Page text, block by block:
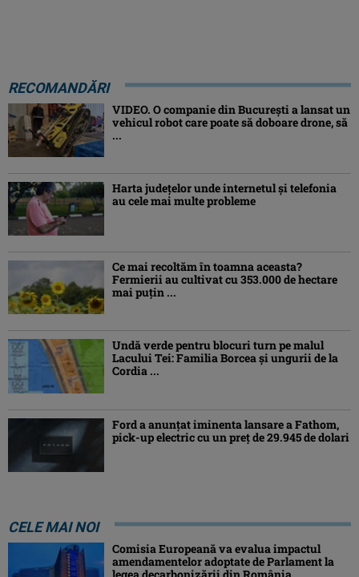
RECOMANDĂRI
VIDEO. O companie din București a lansat un
vehicul robot care poate să doboare drone, să
...
Harta județelor unde internetul și telefonia
au cele mai multe probleme
Ce mai recoltăm în toamna aceasta?
Fermierii au cultivat cu 353.000 de hectare
mai puțin ...
Undă verde pentru blocuri turn pe malul
Lacului Tei: Familia Borcea și ungurii de la
Cordia ...
Ford a anunțat iminenta lansare a Fathom,
pick-up electric cu un preț de 29.945 de dolari
CELE MAI NOI
Comisia Europeană va evalua impactul
amendamentelor adoptate de Parlament la